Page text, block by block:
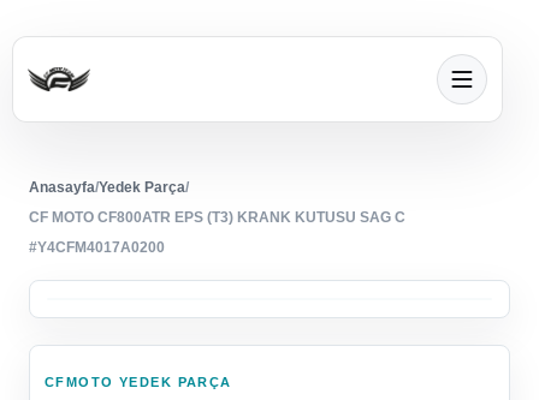
Anasayfa/Yedek Parça/
CF MOTO CF800ATR EPS (T3) KRANK KUTUSU SAG C
#Y4CFM4017A0200
CFMOTO YEDEK PARÇA